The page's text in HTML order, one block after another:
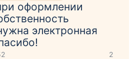
оформлении
электронная
2